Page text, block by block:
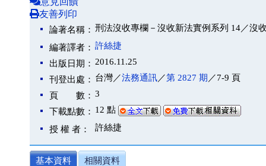
友善列印
論著名稱： 刑法沒收專欄－沒收新法實例系列 14／沒
編著譯者： 許絲捷
出版日期： 2016.11.25
刊登出處： 台灣／法務通訊／第 2827 期 ／7-9 頁
頁 數： 3
下載點數： 12 點
授 權 者： 許絲捷
基本資料
相關資料